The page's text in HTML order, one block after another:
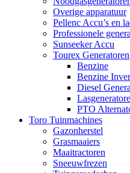
Overige apparatuur
Pellenc Accu’s en
Professionele
Sunseeker Accu
Tourex Generatoren
Benzine
Benzine
Diesel
PTO
Toro Tuinmachines
Gazonherstel
Grasmaaiers
Maaitractoren
Sneeuwfrezen